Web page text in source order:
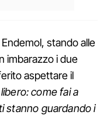
stando alle
imbarazzo i due
aspettare il
come fai a
stanno guardando i